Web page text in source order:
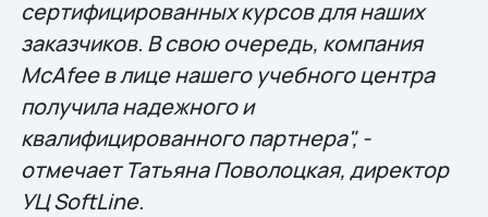
сертифицированных курсов для наших
заказчиков. В свою очередь, компания
McAfee в лице нашего учебного центра
получила надежного и
квалифицированного партнера", -
отмечает Татьяна Поволоцкая, директор
УЦ SoftLine.